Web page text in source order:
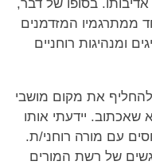
בסופו של דבר,
ממתרגמיו המזדמנים
ומנהיגות רוחניים
את מקום מושבי
יידעתי אותו
עם מורה רוחני/ת.
של רשת המורים